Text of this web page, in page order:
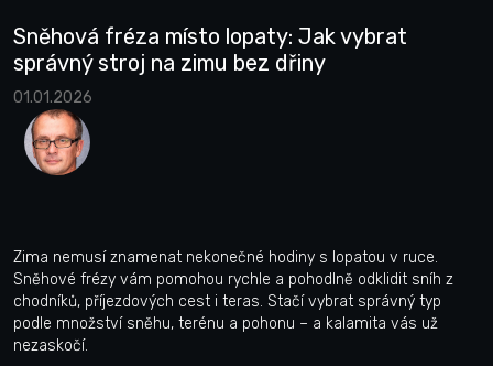
Sněhová fréza místo lopaty: Jak vybrat
správný stroj na zimu bez dřiny
01.01.2026
Zima nemusí znamenat nekonečné hodiny s lopatou v ruce.
Sněhové frézy vám pomohou rychle a pohodlně odklidit sníh z
chodníků, příjezdových cest i teras. Stačí vybrat správný typ
podle množství sněhu, terénu a pohonu – a kalamita vás už
nezaskočí.